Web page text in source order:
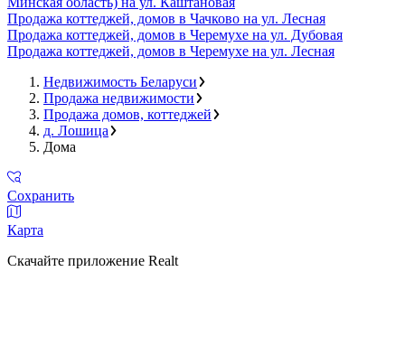
Продажа коттеджей, домов в Чачково на ул. Лесная
Продажа коттеджей, домов в Черемухе на ул. Дубовая
Продажа коттеджей, домов в Черемухе на ул. Лесная
Недвижимость Беларуси
Продажа недвижимости
Продажа домов, коттеджей
д. Лошица
Дома
Сохранить
Карта
Скачайте приложение Realt